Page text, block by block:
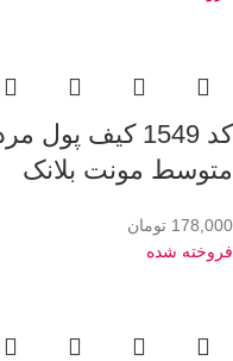
کد 1549 کیف
متوسط مونت بلانک
178,000 تومان
فروخته شده